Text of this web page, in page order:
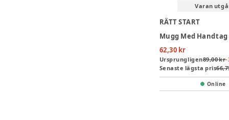
Varan
RÄTT START
62,30 kr
Ursprungligen89,00 kr-
Senaste lägsta pris
Online